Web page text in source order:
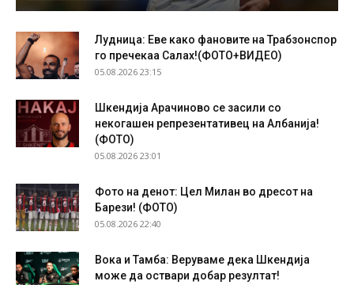
Лудница: Еве како фановите на Трабзонспор
го пречекаа Салах!(ФОТО+ВИДЕО)
05.08.2026 23:15
Шкендија Арачиново се засили со
некогашен репрезентативец на Албанија!
(ФОТО)
05.08.2026 23:01
Фото на денот: Цел Милан во дресот на
Барези! (ФОТО)
05.08.2026 22:40
Вока и Тамба: Веруваме дека Шкендија
може да оствари добар резултат!